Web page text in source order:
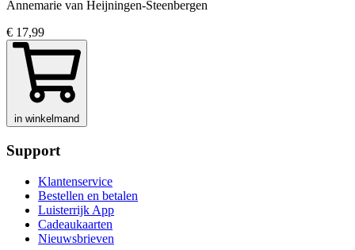
Annemarie van Heijningen-Steenbergen
€ 17,99
in winkelmand
Support
Klantenservice
Bestellen en betalen
Luisterrijk App
Cadeaukaarten
Nieuwsbrieven